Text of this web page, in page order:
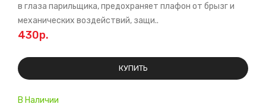
В Наличии
в глаза парильщика, предохраняет плафон от брызг и
механических воздействий, защи..
430р.
КУПИТЬ